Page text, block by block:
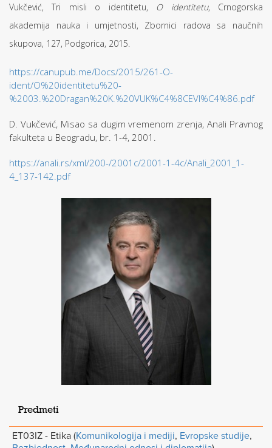
Vukčević, Tri misli o identitetu, O identitetu, Crnogorska
akademija nauka i umjetnosti, Zbornici radova sa naučnih
skupova, 127, Podgorica, 2015.
https://canupub.me/Docs/2015/261-O-
ident/O%20identitetu%20-
%2003.%20Dragan%20K.%20VUK%C4%8CEVI%C4%86.pdf
D. Vukčević, Misao sa dugim vremenom zrenja, Anali Pravnog
fakulteta u Beogradu, br. 1-4, 2001.
https://anali.rs/xml/200-/2001c/2001-1-4c/Anali_2001_1-
4_137-142.pdf
Predmeti
ET03IZ - Etika (Komunikologija i mediji, Evropske studije,